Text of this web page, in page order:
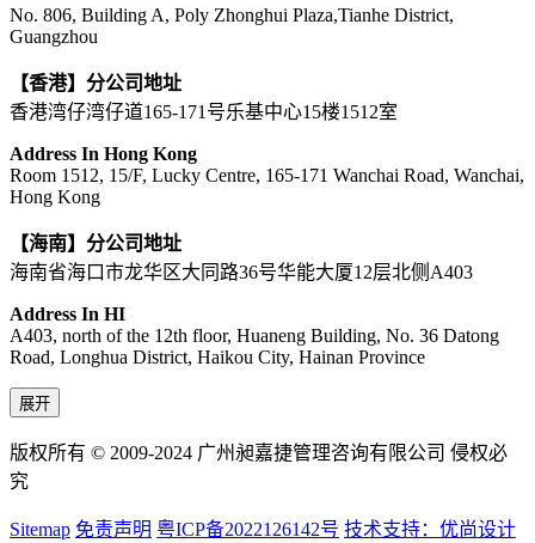
No. 806, Building A, Poly Zhonghui Plaza,Tianhe District,
Guangzhou
【香港】分公司地址
香港湾仔湾仔道165-171号乐基中心15楼1512室
Address In Hong Kong
Room 1512, 15/F, Lucky Centre, 165-171 Wanchai Road, Wanchai,
Hong Kong
【海南】分公司地址
海南省海口市龙华区大同路36号华能大厦12层北侧A403
Address In HI
A403, north of the 12th floor, Huaneng Building, No. 36 Datong
Road, Longhua District, Haikou City, Hainan Province
展开
版权所有 © 2009-2024 广州昶嘉捷管理咨询有限公司 侵权必
究
Sitemap 免责声明 粤ICP备2022126142号 技术支持：优尚设计